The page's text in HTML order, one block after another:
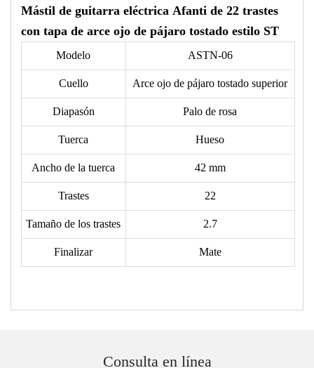
Mástil de guitarra eléctrica Afanti de 22 trastes
con tapa de arce ojo de pájaro tostado estilo ST
Modelo ASTN-06
Cuello Arce ojo de pájaro tostado superior
Diapasón Palo de rosa
Tuerca Hueso
Ancho de la tuerca 42 mm
Trastes 22
Tamaño de los trastes 2.7
Finalizar Mate
Consulta en línea